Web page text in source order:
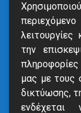
Ανακοινώσεις
Νέα
Επικοινωνία
Υπηρεσίες
SmartVille
Online Eξόφληση
την
μας με τους
δικτύωσης,